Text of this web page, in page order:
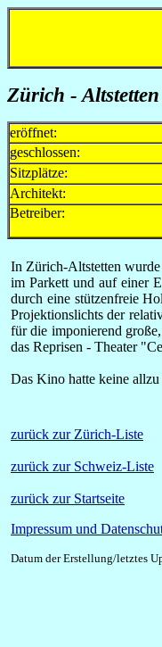
Zürich - Altstetten
eröffnet:
geschlossen:
Sitzplätze:
Architekt:
Betreiber:
In Zürich-Altstetten wurde
im Parkett und auf einer
durch eine stützenfreie
Projektionslichts der
für die imponierend
das Reprisen - Theater
Das Kino hatte keine allzu
zurück zur Zürich-Liste
zurück zur Schweiz-Liste
zurück zur Startseite
Impressum und
Datum der Erstellung/letztes